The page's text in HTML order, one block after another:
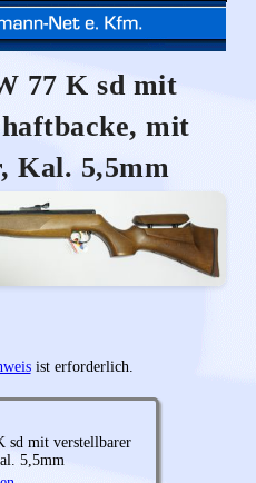
77 K sd mit
mit
Kal. 5,5mm
ist erforderlich.
sd mit verstellbarer
5,5mm